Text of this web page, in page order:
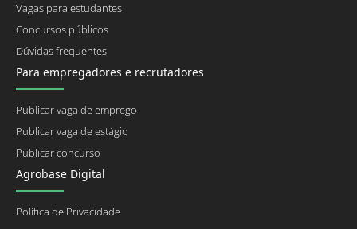
Vagas para estudantes
Concursos públicos
Dúvidas frequentes
Para empregadores e recrutadores
Publicar vaga de emprego
Publicar vaga de estágio
Publicar concurso
Agrobase Digital
Política de Privacidade